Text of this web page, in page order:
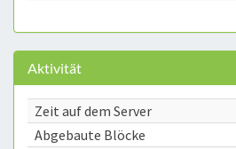
Aktivität
Zeit auf dem Server
Abgebaute Blöcke